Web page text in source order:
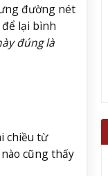
đường nét
lại bình
đúng là
chiều từ
nào cũng thấy